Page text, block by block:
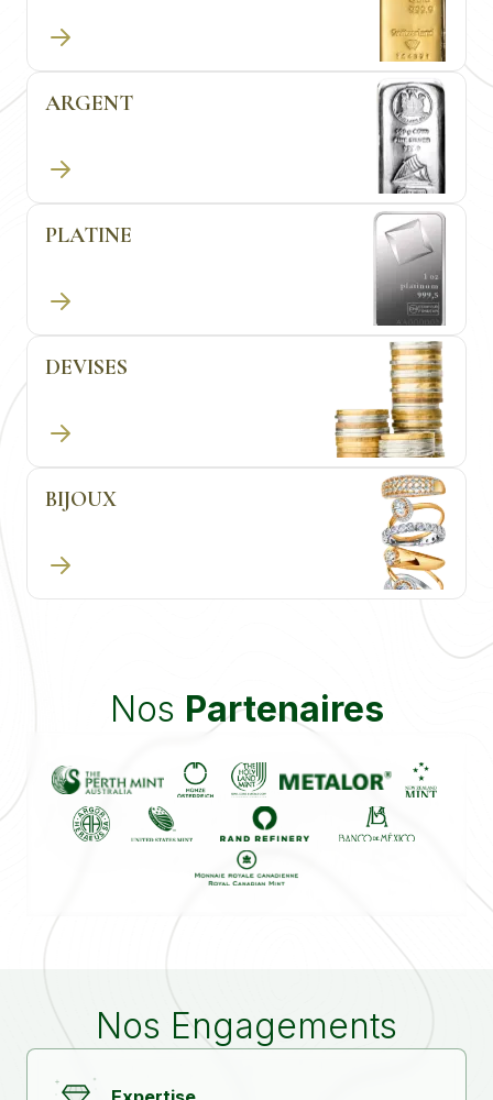
ARGENT
PLATINE
DEVISES
BIJOUX
Nos Partenaires
Nos Engagements